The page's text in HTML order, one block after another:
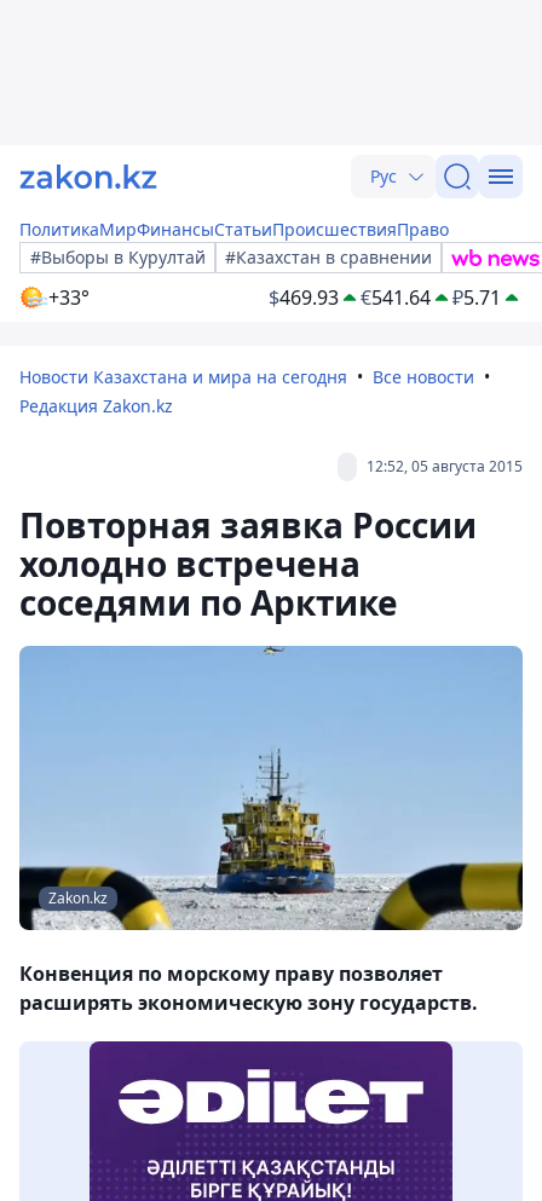
Рус
ПолитикаМирФинансыСтатьиПроисшествияПраво
#Выборы в Курултай
#Казахстан в сравнении
+33° $469.93 €541.64 ₽5.71
Новости Казахстана и мира на сегодня
Все новости
Редакция Zakon.kz
12:52, 05 августа 2015
Повторная заявка России
холодно встречена
соседями по Арктике
Zakon.kz
Конвенция по морскому праву позволяет
расширять экономическую зону государств.